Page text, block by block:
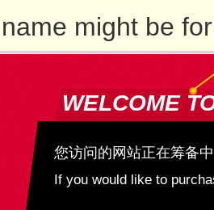
might be
WELCOME
您访问的网站正在筹备
If you would like to